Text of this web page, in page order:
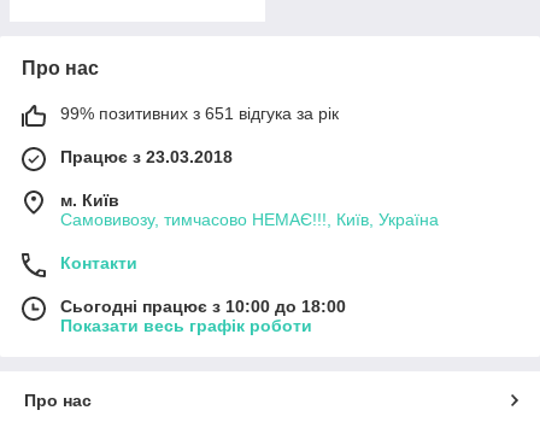
Про нас
99% позитивних з 651 відгука за рік
Працює з 23.03.2018
м. Київ
Самовивозу, тимчасово НЕМАЄ!!!, Київ, Україна
Контакти
Сьогодні працює з 10:00 до 18:00
Показати весь графік роботи
Про нас